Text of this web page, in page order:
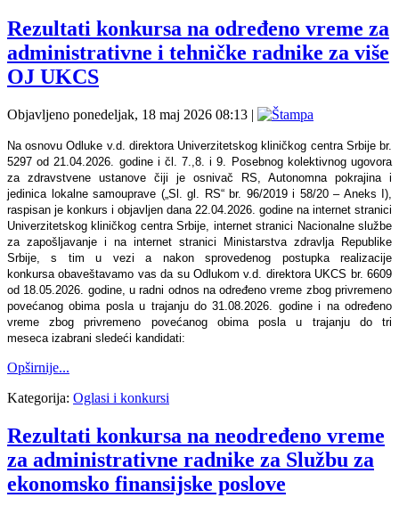
Rezultati konkursa na određeno vreme za
administrativne i tehničke radnike za više
OJ UKCS
Objavljeno ponedeljak, 18 maj 2026 08:13 |
Na osnovu Odluke v.d. direktora Univerzitetskog kliničkog centra Srbije br.
5297 od 21.04.2026. godine i čl. 7.,8. i 9. Posebnog kolektivnog ugovora
za zdravstvene ustanove čiji je osnivač RS, Autonomna pokrajina i
jedinica lokalne samouprave („Sl. gl. RS“ br. 96/2019 i 58/20 – Aneks I),
raspisan je konkurs i objavlјen dana 22.04.2026. godine na internet stranici
Univerzitetskog kliničkog centra Srbije, internet stranici Nacionalne službe
za zapošlјavanje i na internet stranici Ministarstva zdravlјa Republike
Srbije, s tim u vezi a nakon sprovedenog postupka realizacije
konkursa obaveštavamo vas da su Odlukom v.d. direktora UKCS br. 6609
od 18.05.2026. godine, u radni odnos na određeno vreme zbog privremeno
povećanog obima posla u trajanju do 31.08.2026. godine i na određeno
vreme zbog privremeno povećanog obima posla u trajanju do tri
meseca izabrani sledeći kandidati:
Opširnije...
Kategorija: Oglasi i konkursi
Rezultati konkursa na neodređeno vreme
za administrativne radnike za Službu za
ekonomsko finansijske poslove